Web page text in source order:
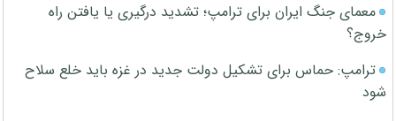
معمای جنگ ایران برای ترامپ؛ تشدید درگیری یا یافتن راه
خروج؟
ترامپ: حماس برای تشکیل دولت جدید در غزه باید خلع سلاح
شود